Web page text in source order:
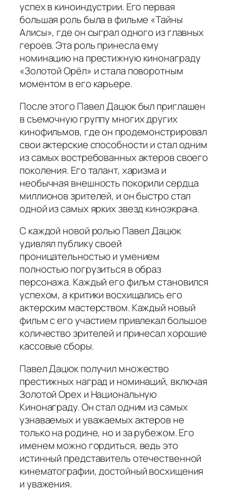
успех в киноиндустрии. Его первая
большая роль была в фильме «Тайны
Алисы», где он сыграл одного из главных
героев. Эта роль принесла ему
номинацию на престижную кинонаграду
«Золотой Орёл» и стала поворотным
моментом в его карьере.
После этого Павел Дацюк был приглашен
в съемочную группу многих других
кинофильмов, где он продемонстрировал
свои актерские способности и стал одним
из самых востребованных актеров своего
поколения. Его талант, харизма и
необычная внешность покорили сердца
миллионов зрителей, и он быстро стал
одной из самых ярких звезд киноэкрана.
С каждой новой ролью Павел Дацюк
удивлял публику своей
проницательностью и умением
полностью погрузиться в образ
персонажа. Каждый его фильм становился
успехом, а критики восхищались его
актерским мастерством. Каждый новый
фильм с его участием привлекал большое
количество зрителей и принесал хорошие
кассовые сборы.
Павел Дацюк получил множество
престижных наград и номинаций, включая
Золотой Орех и Национальную
Кинонаграду. Он стал одним из самых
узнаваемых и уважаемых актеров не
только на родине, но и за рубежом. Его
именем можно гордиться, ведь это
истинный представитель отечественной
кинематографии, достойный восхищения
и уважения.